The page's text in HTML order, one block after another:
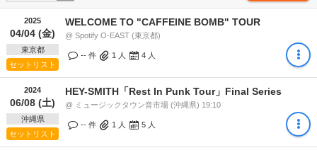
2025
04/04 (金)
東京都
セットリスト
WELCOME TO "CAFFEINE BOMB" TOUR
@ Spotify O-EAST (東京都)
-- 件 1 人 4 人
2024
06/08 (土)
沖縄県
セットリスト
HEY-SMITH「Rest In Punk Tour」Final Series
@ ミュージックタウン音市場 (沖縄県) 19:10
-- 件 1 人 5 人